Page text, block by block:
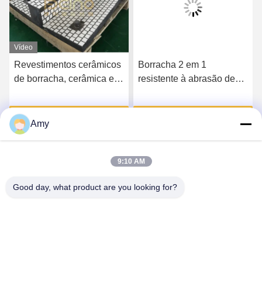
Vídeo
Revestimentos cerâmicos
de borracha, cerâmica e
chapa de aço
Borracha 2 em 1
resistente à abrasão de
revestimento 5 mm
Amy
9:10 AM
Good day, what product are you looking for?